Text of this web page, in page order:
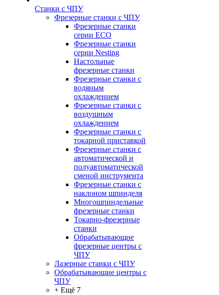
Станки с ЧПУ
Фрезерные станки с ЧПУ
Фрезерные станки
серии ECO
Фрезерные станки
серии Nesting
Настольные
фрезерные станки
Фрезерные станки с
водяным
охлаждением
Фрезерные станки с
воздушным
охлаждением
Фрезерные станки с
токарной приставкой
Фрезерные станки с
автоматической и
полуавтоматической
сменой инструмента
Фрезерные станки с
наклоном шпинделя
Многошпиндельные
фрезерные станки
Токарно-фрезерные
станки
Обрабатывающие
фрезерные центры с
ЧПУ
Лазерные станки с ЧПУ
Обрабатывающие центры с
ЧПУ
+ Ещё 7